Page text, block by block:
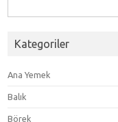
Kategoriler
Ana Yemek
Balık
Börek